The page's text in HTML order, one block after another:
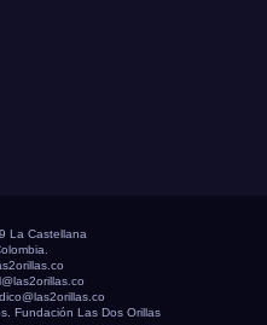
La Castellana
Fundación Las Dos Orillas